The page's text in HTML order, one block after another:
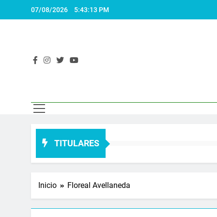
07/08/2026 5:43:14 PM
El
TITULARES
Inicio Floreal Avellaneda